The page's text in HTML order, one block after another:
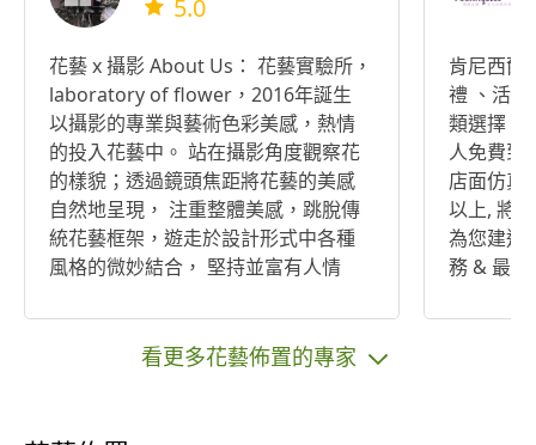
5.0
花藝 x 攝影 About Us： 花藝實驗所，
laboratory of flower，2016年誕生
以攝影的專業與藝術色彩美感，熱情
的投入花藝中。 站在攝影角度觀察花
的樣貌；透過鏡頭焦距將花藝的美感
自然地呈現， 注重整體美感，跳脫傳
統花藝框架，遊走於設計形式中各種
風格的微妙結合， 堅持並富有人情
rand Concept： 花藝實驗所，枝葉果
花的姿態有著各自的生命， 人情溫度
的日常與花產生美感的連鎖反應。 │
肯尼西爾
禮 、活
類選擇、
人免費到
店面仿真
以上, 將
為您建造
務 & 最親
看更多花藝佈置的專家